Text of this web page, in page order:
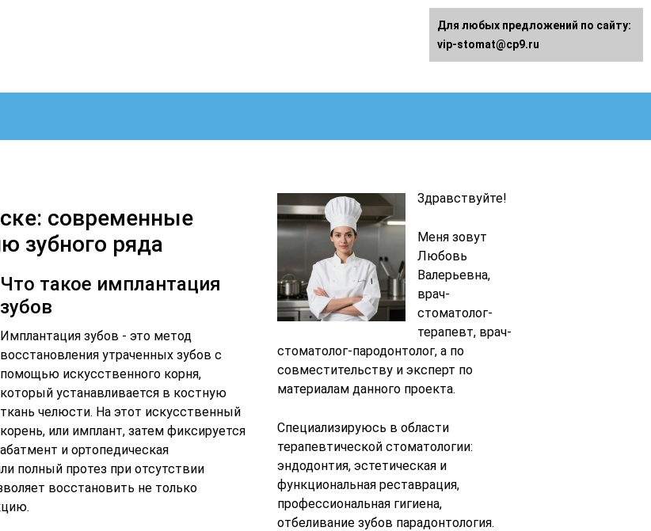
современные
зубного ряда
Что такое имплантация
зубов
Имплантация зубов - это метод
восстановления утраченных зубов с
помощью искусственного корня,
который устанавливается в костную
ткань челюсти. На этот искусственный
корень, или имплант, затем фиксируется
абатмент и ортопедическая
полный протез при отсутствии
восстановить не только
Здравствуйте!
Меня зовут
Любовь
Валерьевна,
врач-
стоматолог-
терапевт, врач-
стоматолог-пародонтолог, а по
совместительству и эксперт по
материалам данного проекта.
Специализируюсь в области
терапевтической стоматологии:
эндодонтия, эстетическая и
функциональная реставрация,
профессиональная гигиена,
отбеливание зубов парадонтология.
Для любых предложений по сайту:
vip-stomat@cp9.ru